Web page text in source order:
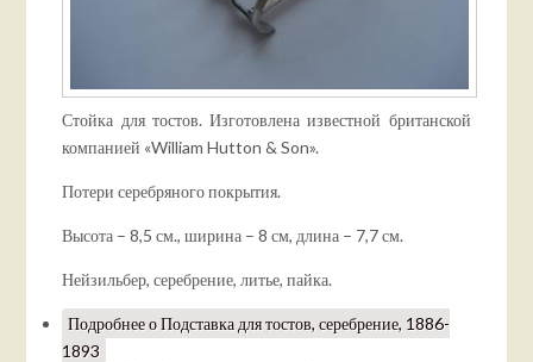
Стойка для тостов. Изготовлена известной британской
компанией «William Hutton & Son».
Потери серебряного покрытия.
Высота – 8,5 см., ширина – 8 см, длина – 7,7 см.
Нейзильбер, серебрение, литье, пайка.
Подробнеео Подставка для тостов, серебрение, 1886-
1893